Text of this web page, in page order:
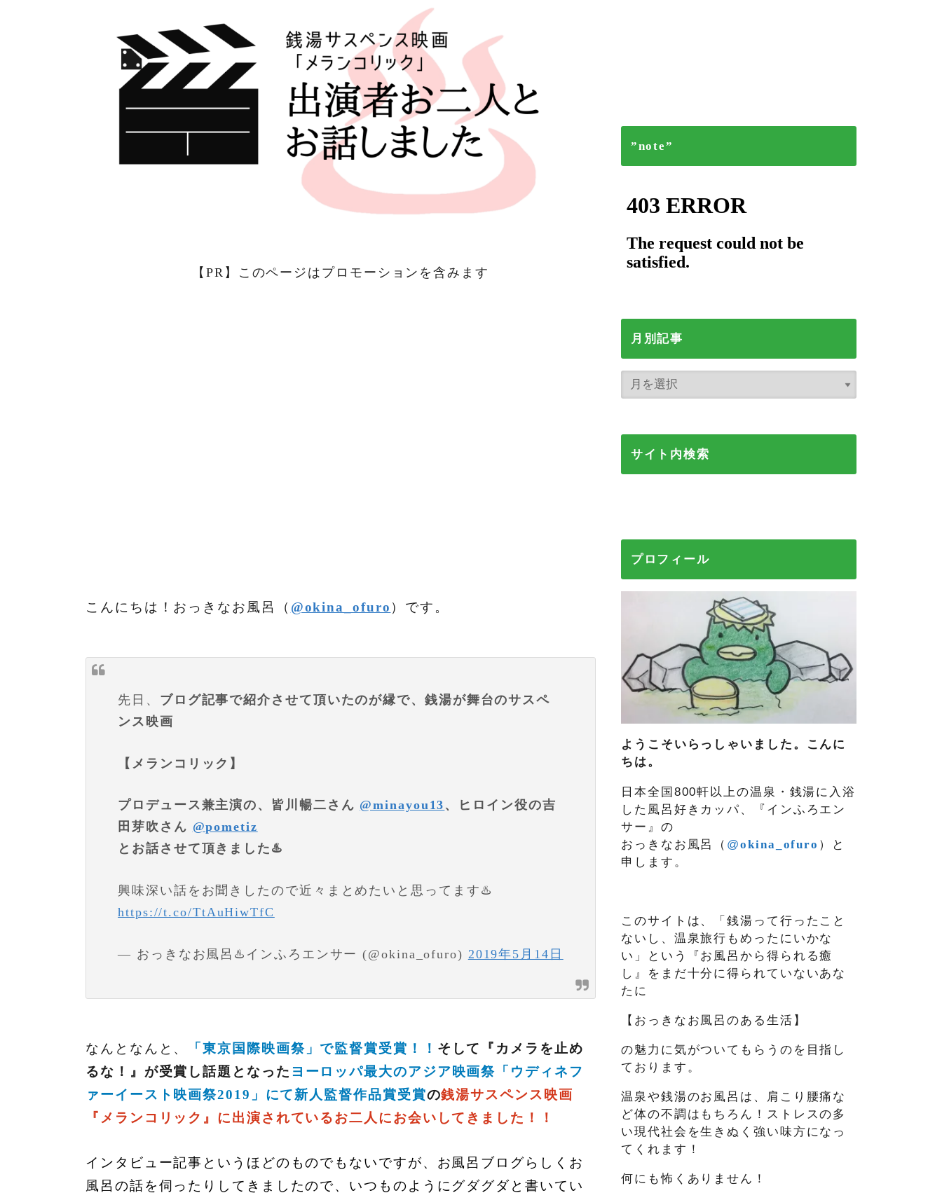
【PR】このページはプロモーションを含みます
こんにちは！おっきなお風呂（ @okina_ofuro ）です。
先日、 ブログ記事で紹介させて頂いたのが縁で、銭湯が舞台のサスペ
ンス映画
【メランコリック】
プロデュース兼主演の、皆川暢二さん @minayou13 、ヒロイン役の吉
田芽吹さん @pometiz
とお話させて頂きました♨️
興味深い話をお聞きしたので近々まとめたいと思ってます♨️
https://t.co/TtAuHiwTfC
— おっきなお風呂♨️インふろエンサー (@okina_ofuro) 2019年5月14日
なんとなんと、 「東京国際映画祭」で監督賞受賞！！ そして『カメラを止め
るな！』が受賞し話題となった ヨーロッパ最大のアジア映画祭「ウディネフ
ァーイースト映画祭2019」にて新人監督作品賞受賞の銭湯サスペンス映画
『メランコリック』に出演されているお二人にお会いしてきました！！
インタビュー記事というほどのものでもないですが、お風呂ブログらしくお
風呂の話を伺ったりしてきましたので、いつものようにグダグダと書いてい
”note”
月別記事
サイト内検索
プロフィール
ようこそいらっしゃいました。こんに
ちは。
日本全国800軒以上の温泉・銭湯に入浴
した風呂好きカッパ、『インふろエン
サー』の
おっきなお風呂（ @okina_ofuro ）
と
申します。
このサイトは、「銭湯って行ったこと
ないし、温泉旅行もめったにいかな
い」という『お風呂から得られる癒
し』をまだ十分に得られていないあな
たに
【おっきなお風呂のある生活】
の魅力に気がついてもらうのを目指し
ております。
温泉や銭湯のお風呂は、肩こり腰痛な
ど体の不調はもちろん！ストレスの多
い現代社会を生きぬく強い味方になっ
てくれます！
何にも怖くありません！